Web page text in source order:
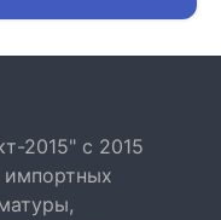
2015" с 2015
импортных